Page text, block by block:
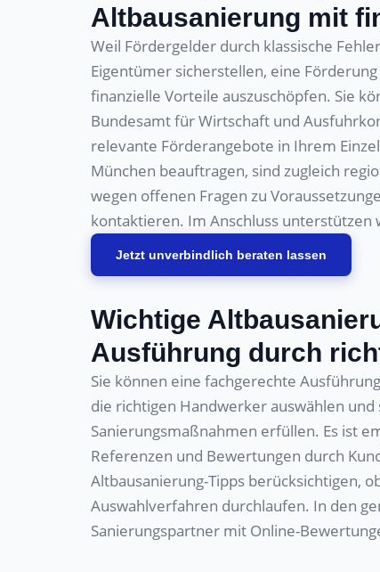
Altbausanierung mit
Weil Fördergelder durch klassische
Eigentümer sicherstellen, eine
finanzielle Vorteile auszuschöpfen. Sie
Bundesamt für Wirtschaft und
relevante Förderangebote in Ihrem
München beauftragen, sind zugleich
wegen offenen Fragen zu
kontaktieren. Im Anschluss unterstützen
Jetzt unverbindlich beraten lassen
Wichtige
Ausführung durch
Sie können eine fachgerechte
die richtigen Handwerker auswählen
Sanierungsmaßnahmen erfüllen. Es ist
Referenzen und Bewertungen durch
Altbausanierung-Tipps berücksichtigen,
Auswahlverfahren durchlaufen. In den
Sanierungspartner mit Online-